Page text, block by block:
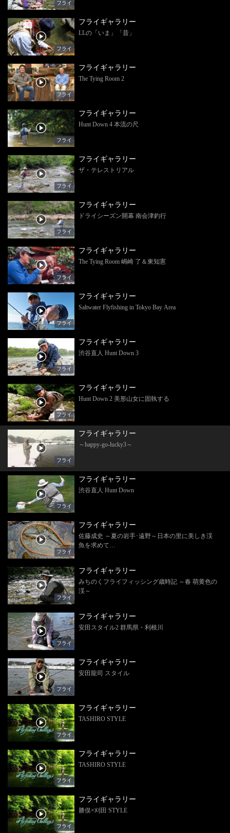
フライ
フライ
フライギャラリー
LLの「いま」「昔」
フライ
フライギャラリー
The Tying Room 2
フライ
フライギャラリー
Hunt Down 4 本流の尺
フライ
フライギャラリー
ザ・テレストリアル
フライ
フライギャラリー
ドライシーズン開幕 南会津釣行
フライ
フライギャラリー
The Tying Room 嶋崎 了＆東知憲
フライ
フライギャラリー
Saltwater Flyfishing in Tokyo Bay Area
フライ
フライギャラリー
渋谷直人 Hunt Down 3
フライ
フライギャラリー
Hunt Down 2 美形山女に固執する
フライ
フライギャラリー
～happy-go-lucky3～
フライ
フライギャラリー
渋谷直人 Hunt Down
フライ
フライギャラリー
佐藤成史 ～夏の岩手･遠野～日本の里に美しき渓
魚を求めて…
フライ
フライギャラリー
みちのくフライフィッシング歳時記 ～春 萌黄色の
渓～
フライ
フライギャラリー
安田スタイル2 群馬県・利根川
フライ
フライギャラリー
安田龍司 スタイル
フライ
フライギャラリー
TASHIRO STYLE
フライ
フライギャラリー
TASHIRO STYLE
フライ
フライギャラリー
勝俣×刈田 STYLE